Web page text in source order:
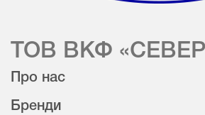
ТОВ ВКФ
Про нас
Бренди